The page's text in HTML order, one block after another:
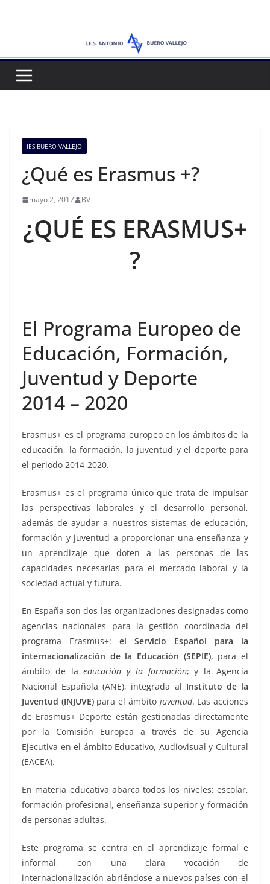
IES BUERO VALLEJO
¿Qué es Erasmus +?
mayo 2, 2017 BV
¿QUÉ ES ERASMUS+
?
El Programa Europeo de
Educación, Formación,
Juventud y Deporte
2014 – 2020
Erasmus+ es el programa europeo en los ámbitos de la
educación, la formación, la juventud y el deporte para
el periodo 2014-2020.
Erasmus+ es el programa único que trata de impulsar
las perspectivas laborales y el desarrollo personal,
además de ayudar a nuestros sistemas de educación,
formación y juventud a proporcionar una enseñanza y
un aprendizaje que doten a las personas de las
capacidades necesarias para el mercado laboral y la
sociedad actual y futura.
En España son dos las organizaciones designadas como
agencias nacionales para la gestión coordinada del
programa Erasmus+: el Servicio Español para la
internacionalización de la Educación (SEPIE), para el
ámbito de laeducación y la formación; y la Agencia
Nacional Española (ANE), integrada al Instituto de la
Juventud (INJUVE)para el ámbito juventud. Las acciones
de Erasmus+ Deporte están gestionadas directamente
por la Comisión Europea a través de su Agencia
Ejecutiva en el ámbito Educativo, Audiovisual y Cultural
(EACEA).
En materia educativa abarca todos los niveles: escolar,
formación profesional, enseñanza superior y formación
de personas adultas.
Este programa se centra en el aprendizaje formal e
informal, con una clara vocación de
internacionalización abriéndose a nuevos países con el